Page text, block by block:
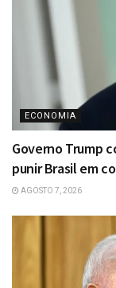
ECONOMIA
Governo Trump
punir Brasil em
AGOSTO 7, 2026